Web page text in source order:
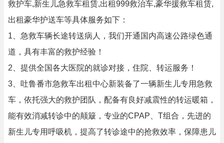
救护车,新生儿急救车租赁,出租999救治车,豪华援救车租赁,
出租豪华护送车等具体服务如下：
1、急救车辆长途转送病人，我们开通国内高速公路绿色通
道，具有丰富的救护经验！
2、提供全国各大医院的就诊对接，住院、转运服务！
3、吐鲁番市急救车出租中心新装备了一辆新生儿专用急救
车，依托强大的救护团队，配备有良好减震性的转运暖箱，
能有效消减转诊中的颠簸，专业的CPAP、T组合，先进的
新生儿专用呼吸机，提高了转诊途中的抢救效率，保障患儿